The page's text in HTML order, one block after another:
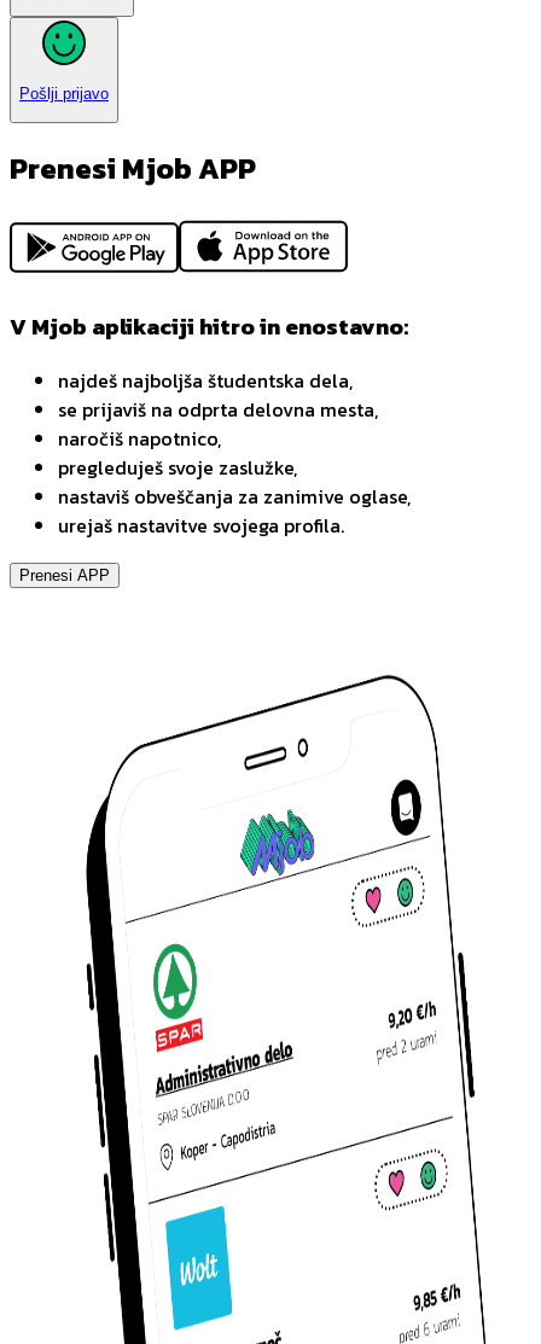
Pošlji prijavo
Prenesi Mjob APP
V Mjob aplikaciji hitro in enostavno:
najdeš najboljša študentska dela,
se prijaviš na odprta delovna mesta,
naročiš napotnico,
pregleduješ svoje zaslužke,
nastaviš obveščanja za zanimive oglase,
urejaš nastavitve svojega profila.
Prenesi APP